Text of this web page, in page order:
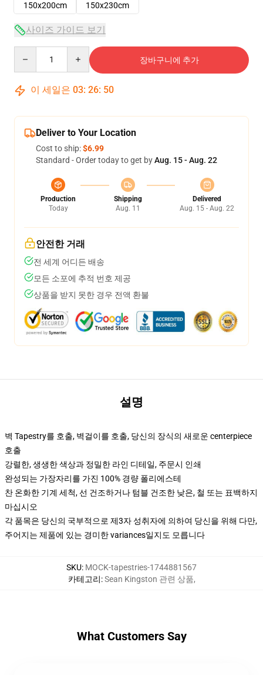
150x200cm
150x230cm
사이즈 가이드 보기
장바구니에 추가
이 세일은 03: 26: 50
Deliver to Your Location
Cost to ship:$6.99
Standard - Order today to get byAug. 15 - Aug. 22
Production
Today
Shipping
Aug. 11
Delivered
Aug. 15 - Aug. 22
안전한 거래
전 세계 어디든 배송
모든 소포에 추적 번호 제공
상품을 받지 못한 경우 전액 환불
설명
벽 Tapestry를 호출, 벽걸이를 호출, 당신의 장식의 새로운 centerpiece
호출
강렬한, 생생한 색상과 정밀한 라인 디테일, 주문시 인쇄
완성되는 가장자리를 가진 100% 경량 폴리에스테
찬 온화한 기계 세척, 선 건조하거나 텀블 건조한 낮은, 철 또는 표백하지
마십시오
각 품목은 당신의 국부적으로 제3자 성취자에 의하여 당신을 위해 다만,
주어지는 제품에 있는 경미한 variances일지도 모릅니다
SKU: MOCK-tapestries-1744881567
카테고리:Sean Kingston 관련 상품,
What Customers Say